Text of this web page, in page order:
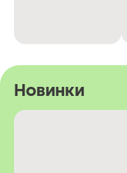
Новинки